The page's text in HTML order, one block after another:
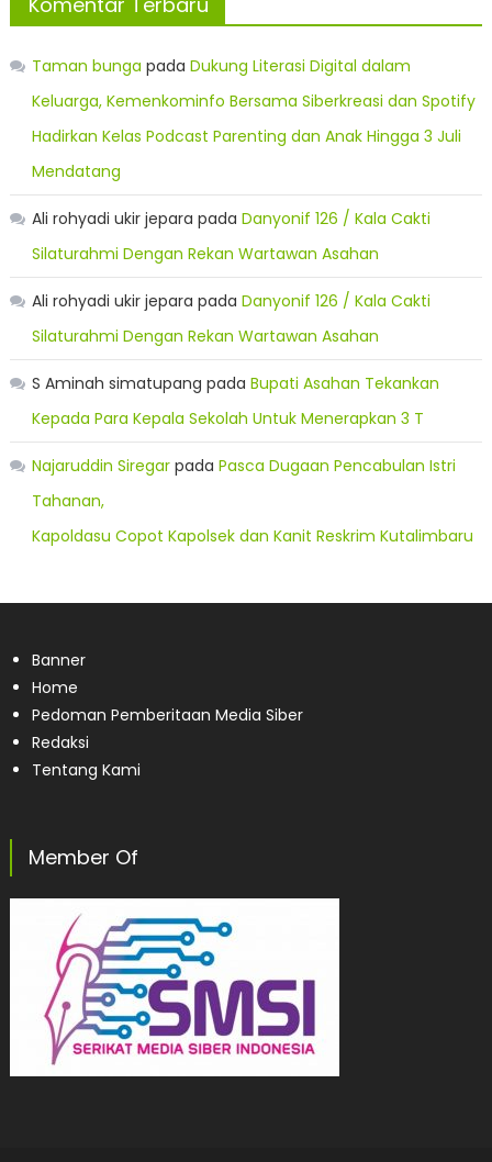
Taman bunga pada Dukung Literasi Digital dalam
Keluarga, Kemenkominfo Bersama Siberkreasi dan Spotify
Hadirkan Kelas Podcast Parenting dan Anak Hingga 3 Juli
Mendatang
Ali rohyadi ukir jepara pada Danyonif 126 / Kala Cakti
Silaturahmi Dengan Rekan Wartawan Asahan
Ali rohyadi ukir jepara pada Danyonif 126 / Kala Cakti
Silaturahmi Dengan Rekan Wartawan Asahan
S Aminah simatupang pada Bupati Asahan Tekankan
Kepada Para Kepala Sekolah Untuk Menerapkan 3 T
Najaruddin Siregarpada Pasca Dugaan Pencabulan Istri
Tahanan,
Kapoldasu Copot Kapolsek dan Kanit Reskrim Kutalimbaru
Banner
Home
Pedoman Pemberitaan Media Siber
Redaksi
Tentang Kami
Member Of